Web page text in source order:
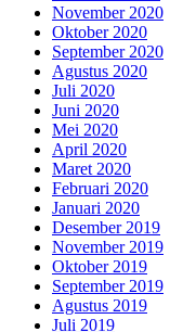
November 2020
Oktober 2020
September 2020
Agustus 2020
Juli 2020
Juni 2020
Mei 2020
April 2020
Maret 2020
Februari 2020
Januari 2020
Desember 2019
November 2019
Oktober 2019
September 2019
Agustus 2019
Juli 2019